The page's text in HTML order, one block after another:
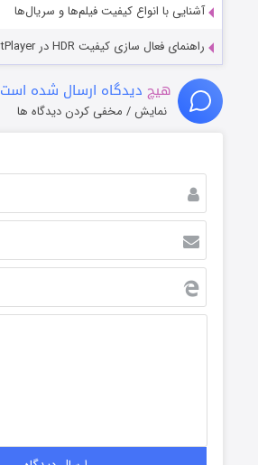
آشنایی با انواع کیفیت فیلم‌ها و سریال‌ها
راهنمای فعال سازی کیفیت HDR در PotPlayer
هیچ دیدگاه ارسال شده است
نمایش / مخفی کردن دیدگاه ها